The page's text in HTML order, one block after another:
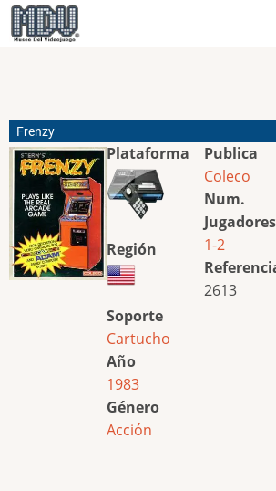
Pasar
al
Frenzy
Plataforma
Región
Soporte
Cartucho
Año
1983
Género
Acción
Publica
Coleco
Num.
Jugadores
1-2
2613